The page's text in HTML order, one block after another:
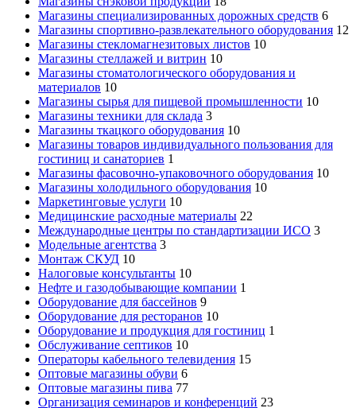
Магазины специализированных дорожных средств 6
Магазины спортивно-развлекательного оборудования 12
Магазины стекломагнезитовых листов 10
Магазины стеллажей и витрин 10
Магазины стоматологического оборудования и
материалов 10
Магазины сырья для пищевой промышленности 10
Магазины техники для склада 3
Магазины ткацкого оборудования 10
Магазины товаров индивидуального пользования для
гостиниц и санаториев 1
Магазины фасовочно-упаковочного оборудования 10
Магазины холодильного оборудования 10
Маркетинговые услуги 10
Медицинские расходные материалы 22
Международные центры по стандартизации ИСО 3
Модельные агентства 3
Монтаж СКУД 10
Налоговые консультанты 10
Нефте и газодобывающие компании 1
Оборудование для бассейнов 9
Оборудование для ресторанов 10
Оборудование и продукция для гостиниц 1
Обслуживание септиков 10
Операторы кабельного телевидения 15
Оптовые магазины обуви 6
Оптовые магазины пива 77
Организация семинаров и конференций 23